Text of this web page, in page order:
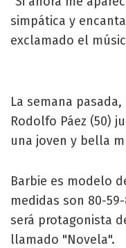
simpática y
exclamado el
La semana
Rodolfo Páez (50)
una joven y bella
Barbie es modelo
medidas son 80-
será protagonista
llamado "Novela".